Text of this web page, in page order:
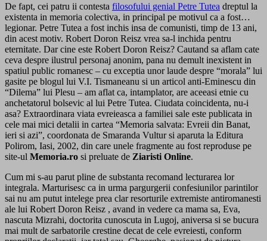
De fapt, cei patru ii contesta filosofului genial Petre Tutea dreptul la
existenta in memoria colectiva, in principal pe motivul ca a fost…
legionar. Petre Tutea a fost inchis insa de comunisti, timp de 13 ani,
din acest motiv. Robert Doron Reisz vrea sa-l inchida pentru
eternitate. Dar cine este Robert Doron Reisz? Cautand sa aflam cate
ceva despre ilustrul personaj anonim, pana nu demult inexistent in
spatiul public romanesc – cu exceptia unor laude despre “morala” lui
gasite pe blogul lui V.I. Tismaneanu si un articol anti-Eminescu din
“Dilema” lui Plesu – am aflat ca, intamplator, are aceeasi etnie cu
anchetatorul bolsevic al lui Petre Tutea. Ciudata coincidenta, nu-i
asa? Extraordinara viata evreieasca a familiei sale este publicata in
cele mai mici detalii in cartea “Memoria salvata: Evreii din Banat,
ieri si azi”, coordonata de Smaranda Vultur si aparuta la Editura
Polirom, Iasi, 2002, din care unele fragmente au fost reproduse pe
site-ul Memoria.ro si preluate de Ziaristi Online.
Cum mi s-au parut pline de substanta recomand lecturarea lor
integrala. Marturisesc ca in urma pargurgerii confesiunilor parintilor
sai nu am putut intelege prea clar resorturile extremiste antiromanesti
ale lui Robert Doron Reisz , avand in vedere ca mama sa, Eva,
nascuta Mizrahi, doctorita cunoscuta in Lugoj, aniversa si se bucura
mai mult de sarbatorile crestine decat de cele evreiesti, conform